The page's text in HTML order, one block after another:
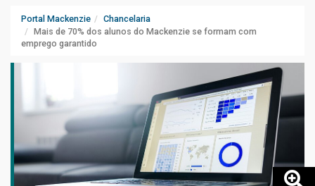
Portal Mackenzie
Chancelaria
Mais de 70% dos alunos do Mackenzie se formam com
emprego garantido